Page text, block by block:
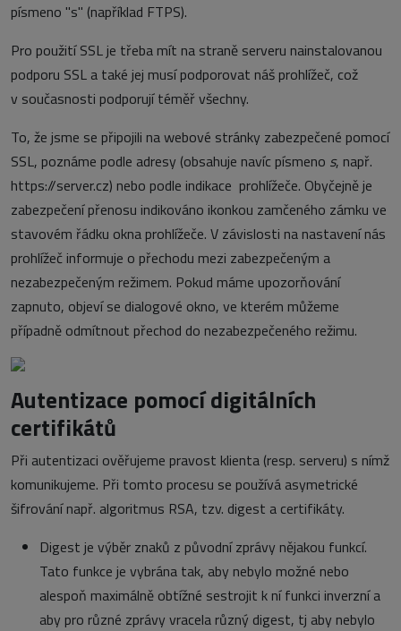
písmeno "s" (například FTPS).
Pro použití SSL je třeba mít na straně serveru nainstalovanou
podporu SSL a také jej musí podporovat náš prohlížeč, což
v současnosti podporují téměř všechny.
To, že jsme se připojili na webové stránky zabezpečené pomocí
SSL, poznáme podle adresy (obsahuje navíc písmeno s, např.
https://server.cz) nebo podle indikace prohlížeče. Obyčejně je
zabezpečení přenosu indikováno ikonkou zamčeného zámku ve
stavovém řádku okna prohlížeče. V závislosti na nastavení nás
prohlížeč informuje o přechodu mezi zabezpečeným a
nezabezpečeným režimem. Pokud máme upozorňování
zapnuto, objeví se dialogové okno, ve kterém můžeme
případně odmítnout přechod do nezabezpečeného režimu.
Autentizace pomocí digitálních
certifikátů
Při autentizaci ověřujeme pravost klienta (resp. serveru) s nímž
komunikujeme. Při tomto procesu se používá asymetrické
šifrování např. algoritmus RSA, tzv. digest a certifikáty.
Digest je výběr znaků z původní zprávy nějakou funkcí.
Tato funkce je vybrána tak, aby nebylo možné nebo
alespoň maximálně obtížné sestrojit k ní funkci inverzní a
aby pro různé zprávy vracela různý digest, tj aby nebylo